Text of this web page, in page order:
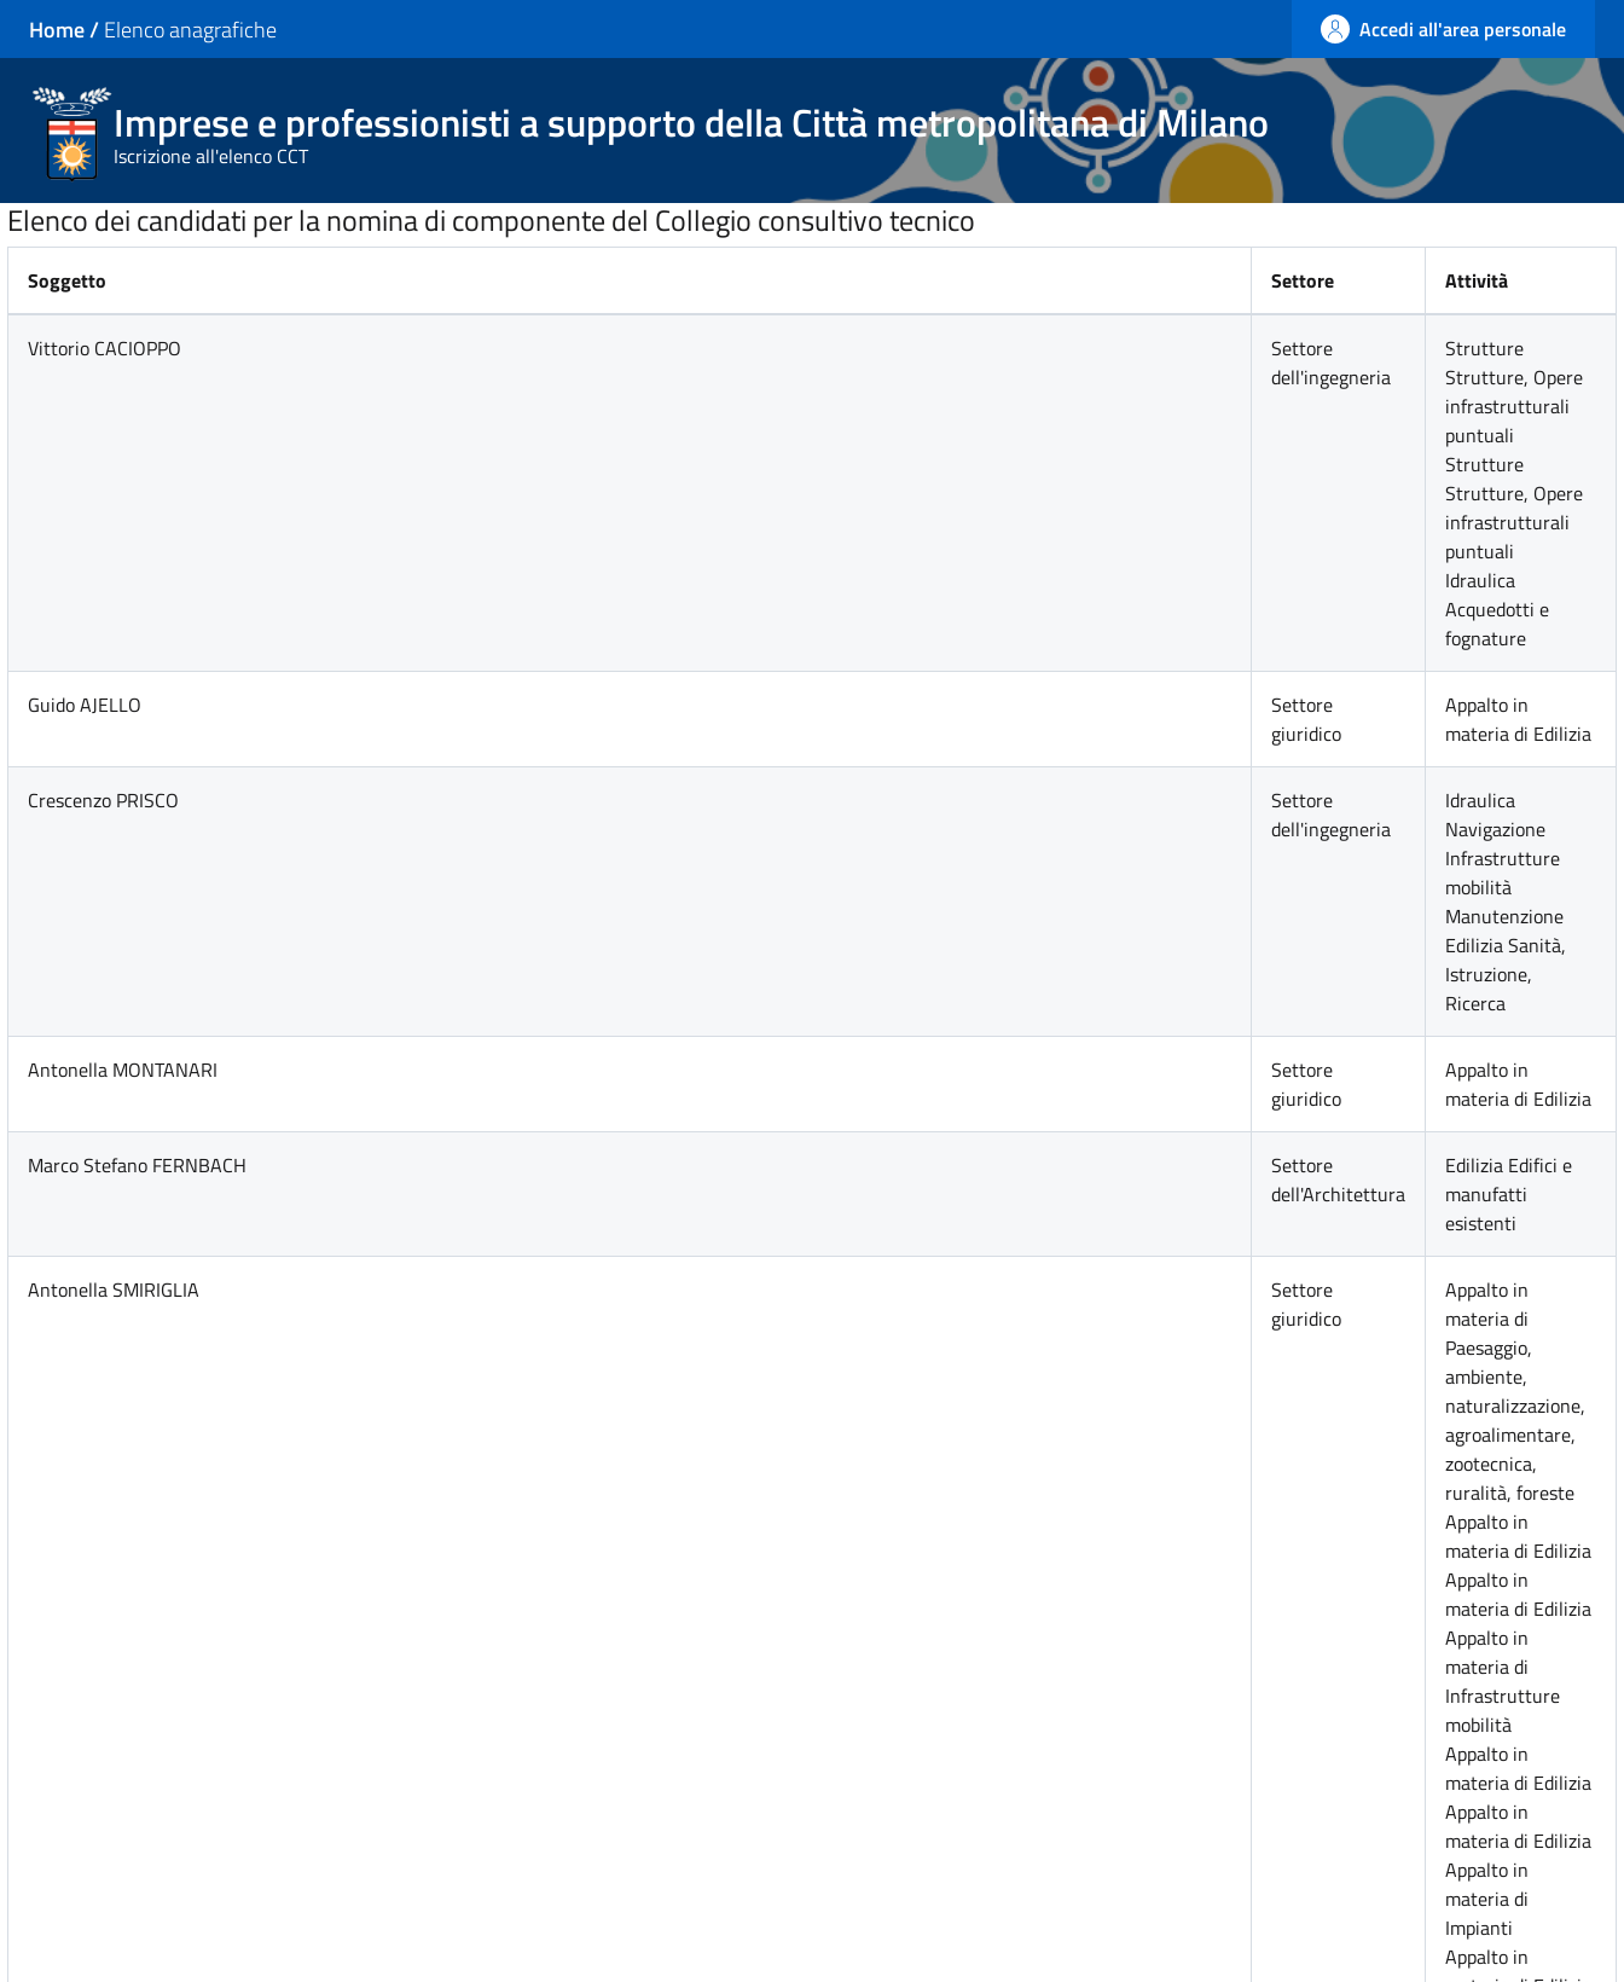
Home/Elenco anagrafiche Accedi all'area personale
Imprese e professionisti a supporto della Città metropolitana di Milano
Iscrizione all'elenco CCT
Elenco dei candidati per la nomina di componente del Collegio consultivo tecnico
Soggetto Settore Attività
Vittorio CACIOPPO
Settore
dell'ingegneria
Strutture
Strutture, Opere
infrastrutturali
puntuali
Strutture
Strutture, Opere
infrastrutturali
puntuali
Idraulica
Acquedotti e
fognature
Guido AJELLO
Settore
giuridico
Appalto in
materia di Edilizia
Crescenzo PRISCO
Settore
dell'ingegneria
Idraulica
Navigazione
Infrastrutture
mobilità
Manutenzione
Edilizia Sanità,
Istruzione,
Ricerca
Antonella MONTANARI
Settore
giuridico
Appalto in
materia di Edilizia
Marco Stefano FERNBACH
Settore
dell'Architettura
Edilizia Edifici e
manufatti
esistenti
Antonella SMIRIGLIA
Settore
giuridico
Appalto in
materia di
Paesaggio,
ambiente,
naturalizzazione,
agroalimentare,
zootecnica,
ruralità, foreste
Appalto in
materia di Edilizia
Appalto in
materia di Edilizia
Appalto in
materia di
Infrastrutture
mobilità
Appalto in
materia di Edilizia
Appalto in
materia di Edilizia
Appalto in
materia di
Impianti
Appalto in